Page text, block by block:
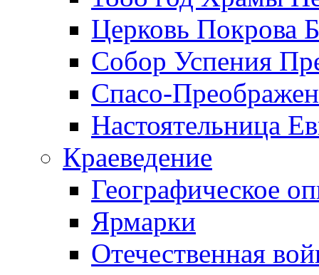
Церковь Покрова
Собор Успения
Спасо-
Настоятельница
Краеведение
Географическое
Ярмарки
Отечественная